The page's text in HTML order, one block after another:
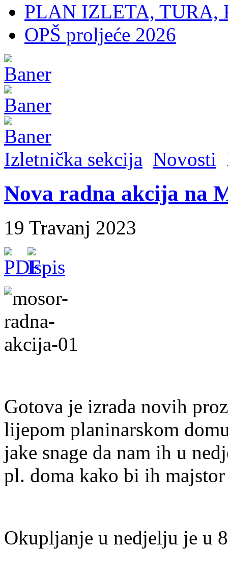
PLAN IZLETA, TURA,
OPŠ proljeće 2026
Izletnička sekcija Novosti
Nova radna akcija na
19 Travanj 2023
Gotova je izrada novih
lijepom planinarskom
jake snage da nam ih u
pl. doma kako bi ih
Okupljanje u nedjelju je u